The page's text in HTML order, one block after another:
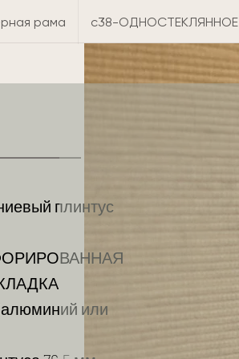
рама c38-ОДНОСТЕКЛЯННОЕ
плинтус
или